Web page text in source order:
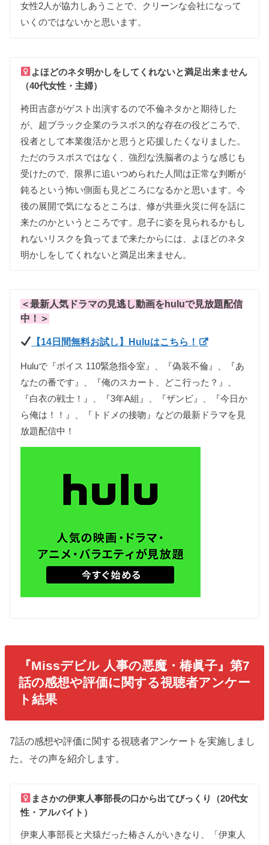
女性2人が協力しあう ことで クリーンな会社になって
いくのではないかと 思います。
よほどのネタ明かしを して くれないと満足出来ません
（40代女性・主婦）
袴田吉彦がゲスト出演するので不倫ネタかと期待した
が
超ブラック企業のラスボス的な存在の役どころで
役者として本業復活かと 思うと 応援したく なりました 。
ただのラスボスではなく 、強烈な洗脳者のような感じも
受けたので
限界に追いつめられた 人間は正常な判断が
鈍るという怖い側面も 見どころになるかと 思います。今
後の展開で気になる ところは 、修が共亜火災に何を話に
来たのかという ところです。 息子に姿を 見られるかも し
れない リスクを負ってまで来たからには よほどのネタ
明かしを して くれないと満足出来ません。
＜最新人気ドラマの見逃し動画をhuluで見放題配信
中！＞
【14日間無料お試し】Huluはこちら！
Huluで『ボイス 110緊急指令室』、『偽装不倫』、『あ
なたの番です』、『俺のスカート、どこ行った？』、
『白衣の戦士！』、『3年A組』、『ザンビ』、『今日か
ら俺は！！』、『トドメの接吻』などの最新ドラマを見
放題配信中！
『Missデビル 人事の悪魔・椿眞子』第7
話の感想や評価に関する視聴者アンケー
ト結果
7話の感想や評価に関する視聴者アンケートを実施しまし
た。その声を紹介します。
まさかの伊東人事部長の口から出てびっくり（20代女
性・アルバイト）
伊東人事部長と 犬猿だった椿さんがいきなり 、 「伊東人